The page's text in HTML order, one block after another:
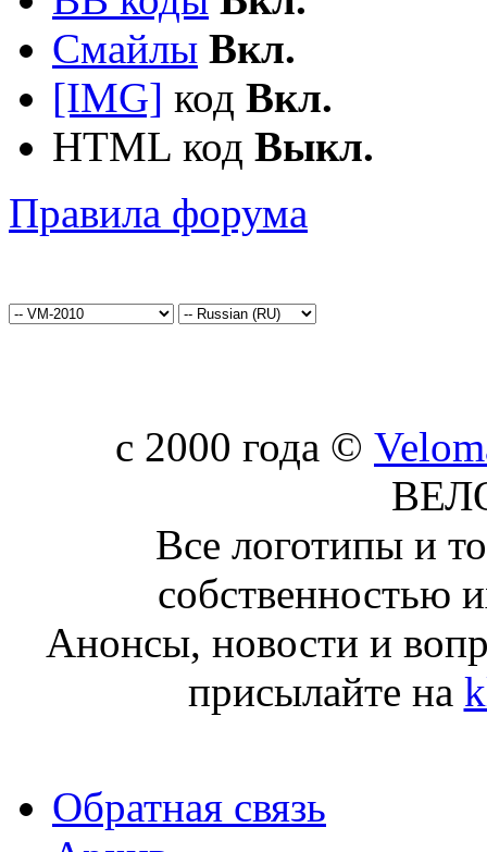
Смайлы Вкл.
[IMG] код Вкл.
HTML код Выкл.
Правила форума
c 2000 года ©
Все логотипы и
собственностью
Анонсы, новости и
присылайте на
Обратная связь